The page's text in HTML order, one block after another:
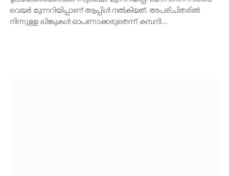
വെയർ മുന്നറിയിപ്പാണ് ആപ്പിൾ നൽകിയത്. അപരിചിതരിൽ
നിന്നുള്ള ലിങ്കുകൾ ഓപണാക്കരുതെന്ന് കമ്പനി…